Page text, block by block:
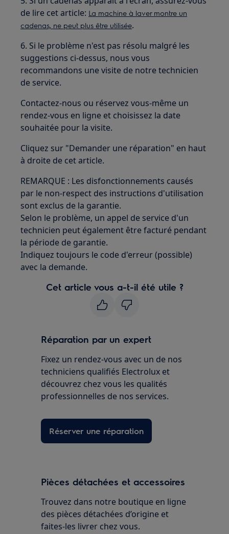
de lire cet article: La machine à laver montre un
cadenas, ne peut plus être utilisée.
6. Si le problème n'est pas résolu malgré les
suggestions ci-dessus, nous vous
recommandons une visite de notre technicien
de service.
Contactez-nous ou réservez vous-même un
rendez-vous en ligne et choisissez la date
souhaitée pour la visite.
Cliquez sur "Demander une réparation" en haut
à droite de cet article.
REMARQUE : Les disfonctionnements causés
par le non-respect des instructions d'utilisation
sont exclus de la garantie.
Selon le problème, un appel de service d'un
technicien peut également être facturé pendant
la période de garantie.
Indiquez toujours le code d'erreur (possible)
avec la demande.
Cet article vous a-t-il été utile ?
Réparation par un expert
Fixez un rendez-vous avec un de nos
techniciens qualifiés Electrolux et
découvrez chez vous les qualités
professionnelles de nos services.
Réserver une réparation
Pièces détachées et accessoires
Trouvez dans notre boutique en ligne
des pièces détachées d’origine et
faites-les livrer chez vous.